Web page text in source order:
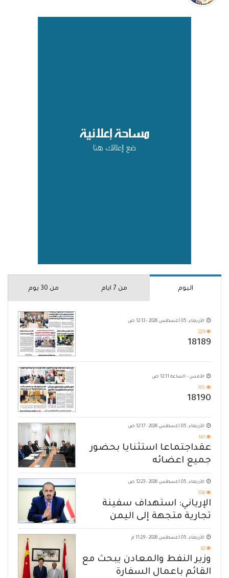
اليوم من 7 ايام من 30 يوم
الأربعاء, 05 أغسطس 2026 - 12:13 ص
229
18189
الأمس - الساعة 12:11 ص
165
18190
الأربعاء, 05 أغسطس 2026 - 12:17 ص
141
عقداجتماعا استثنايا بحضور
جميع اعضائه
الأربعاء, 05 أغسطس 2026 - 12:23 ص
104
الإرياني: استهداف سفينة
تجارية متجهة إلى اليمن
يكشف حصار الحوثي للشعب
الأربعاء, 05 أغسطس 2026 - 11:29 م
62
وزير النفط والمعادن يبحث مع
القائم باعمال السفارة